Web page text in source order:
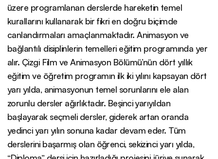
üzere programlanan derslerde hareketin temel
kurallarını kullanarak bir fikri en doğru biçimde
canlandırmaları amaçlanmaktadır. Animasyon ve
bağlantılı disiplinlerin temelleri eğitim programında yer
alır. Çizgi Film ve Animasyon Bölümü’nün dört yıllık
eğitim ve öğretim programın ilk iki yılını kapsayan dört
yarı yılda, animasyonun temel sorunlarını ele alan
zorunlu dersler ağırlıktadır. Beşinci yarıyıldan
başlayarak seçmeli dersler, giderek artan oranda
yedinci yarı yılın sonuna kadar devam eder. Tüm
derslerini başarmış olan öğrenci, sekizinci yarı yılda,